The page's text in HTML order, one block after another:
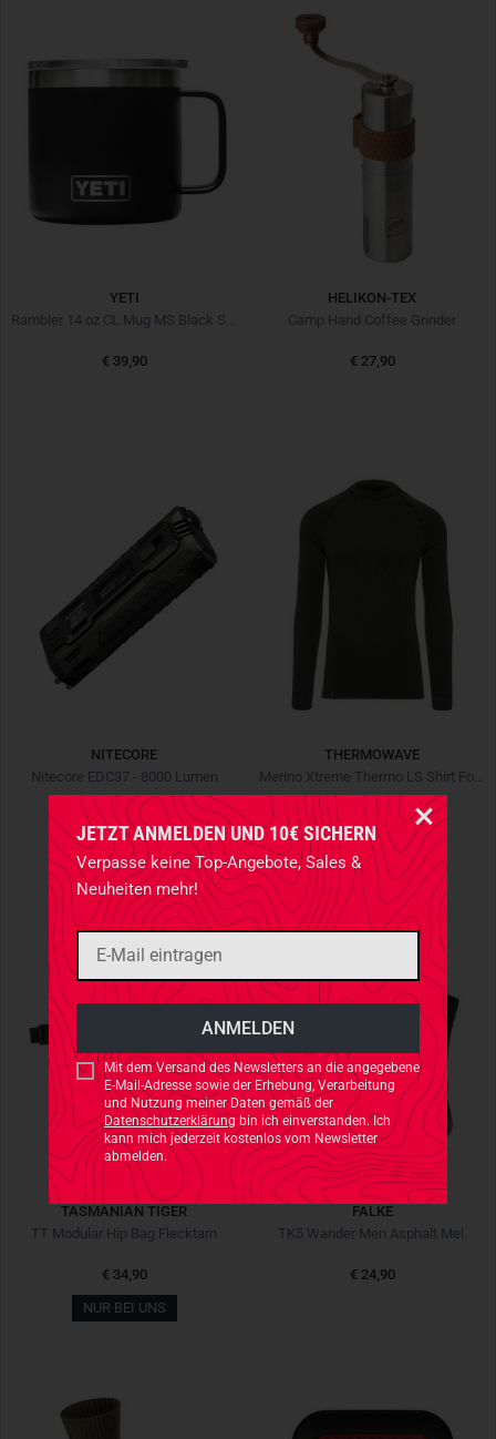
JETZT ANMELDEN UND 10€ SICHERN
Verpasse keine Top-Angebote, Sales &
Neuheiten mehr!
Mit dem Versand des Newsletters an die angegebene
E-Mail-Adresse sowie der Erhebung, Verarbeitung
und Nutzung meiner Daten gemäß der
Datenschutzerklärungbin ich einverstanden. Ich
kann mich jederzeit kostenlos vom Newsletter
abmelden.
YETI
€ 39,90
HELIKON-TEX
Camp Hand Coffee Grinder
€ 27,90
NITECORE
Nitecore EDC37 - 8000 Lumen
€ 138,90
THERMOWAVE
Merino Xtreme Thermo LS Shirt Forest Green Oliv
€ 74,90
NEU
TASMANIAN TIGER
TT Modular Hip Bag Flecktarn
€ 34,90
NUR BEI UNS
FALKE
TK5 Wander Men Asphalt Mel.
€ 24,90